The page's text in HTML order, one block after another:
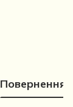
Повернення